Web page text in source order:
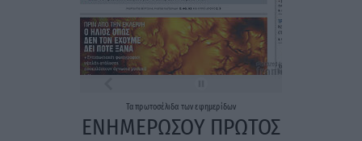
Ταπρωτοσέλιδα τωνεφημερίδων
ΕΝΗΜΕΡΩΣΟΥ ΠΡΩΤΟΣ